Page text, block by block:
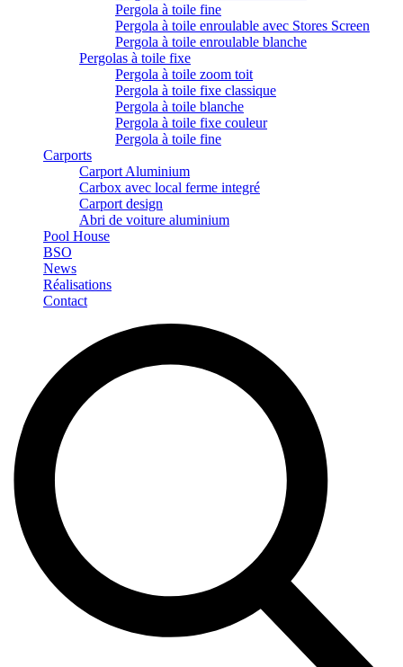
Pergola à toile fine
Pergola à toile enroulable avec Stores Screen
Pergola à toile enroulable blanche
Pergolas à toile fixe
Pergola à toile zoom toit
Pergola à toile fixe classique
Pergola à toile blanche
Pergola à toile fixe couleur
Pergola à toile fine
Carports
Carport Aluminium
Carbox avec local ferme integré
Carport design
Abri de voiture aluminium
Pool House
BSO
News
Réalisations
Contact